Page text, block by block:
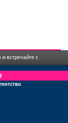
встречайте с
грандиозными